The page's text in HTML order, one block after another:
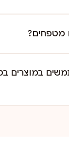
מטפחים?
במוצרים